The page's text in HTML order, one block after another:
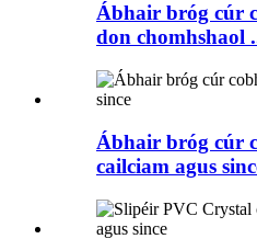
Ábhair bróg cúr
don chomhshaol
Ábhair bróg cúr
cailciam agus